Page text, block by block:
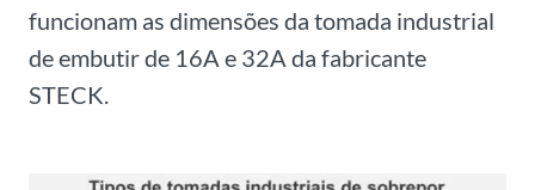
funcionam as dimensões da tomada industrial
de embutir de 16A e 32A da fabricante
STECK.